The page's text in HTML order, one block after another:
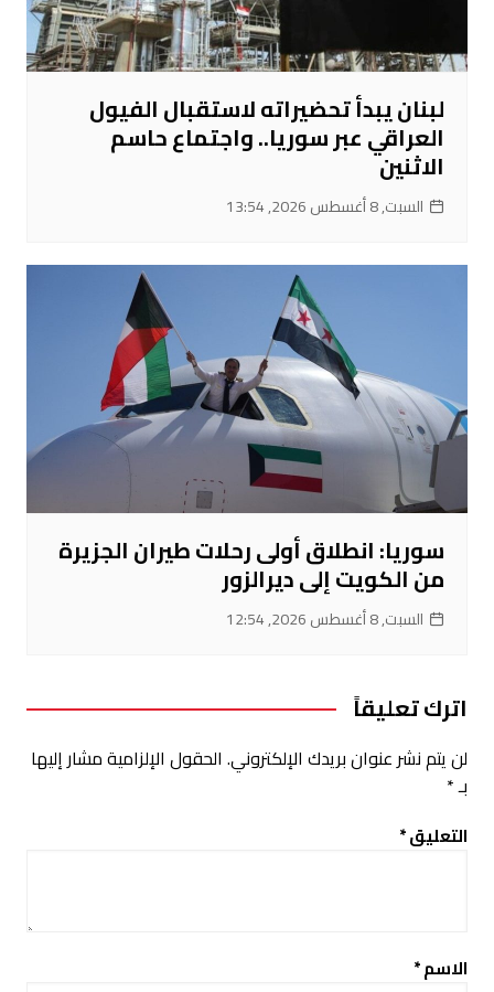
لبنان يبدأ تحضيراته لاستقبال الفيول
العراقي عبر سوريا.. واجتماع حاسم
الاثنين
السبت, 8 أغسطس 2026, 13:54
سوريا: انطلاق أولى رحلات طيران الجزيرة
من الكويت إلى ديرالزور
السبت, 8 أغسطس 2026, 12:54
اترك تعليقاً
لن يتم نشر عنوان بريدك الإلكتروني. الحقول الإلزامية مشار إليها
بـ*
التعليق*
الاسم*